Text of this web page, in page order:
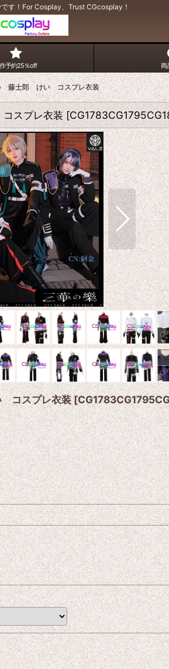
す！For Cosplay、Trust CGcosplay！
予約25％off 商
藤士郎 けい コスプレ衣装
スプレ衣装 [
スプレ衣装[